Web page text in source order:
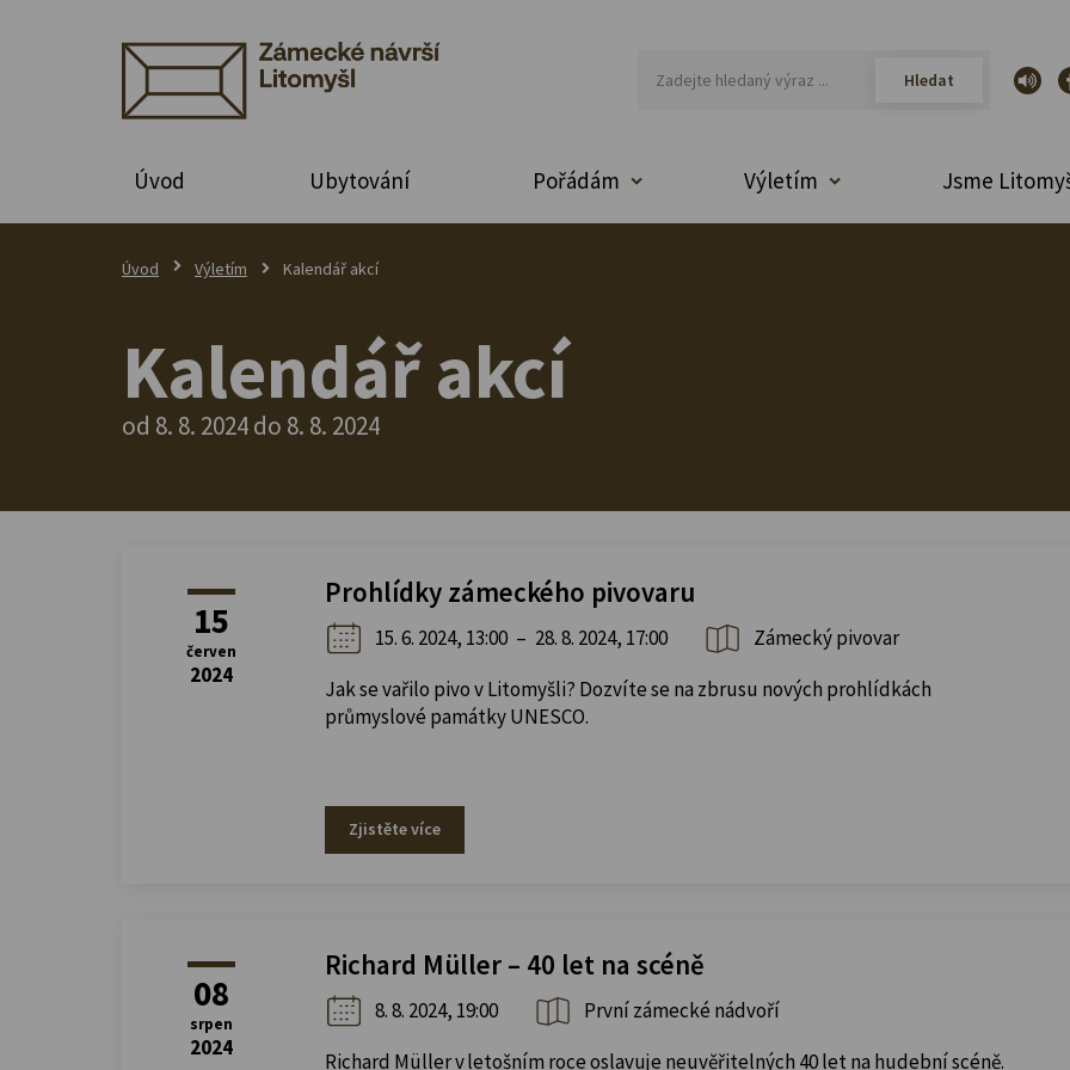
Úvod Ubytování Pořádám Výletím Jsme
Úvod Výletím Kalendář akcí
Kalendář akcí
od 8. 8. 2024 do 8. 8. 2024
15
červen
2024
Prohlídky zámeckého pivovaru
15. 6. 2024, 13:00 – 28. 8. 2024, 17:00
Zámecký pivovar
Jak se vařilo pivo v Litomyšli? Dozvíte se na zbrusu nových prohlídkách
průmyslové památky UNESCO.
Zjistěte více
08
srpen
2024
Richard Müller – 40 let na scéně
8. 8. 2024, 19:00
První zámecké nádvoří
Richard Müller v letošním roce oslavuje neuvěřitelných 40 let na hudební scéně.